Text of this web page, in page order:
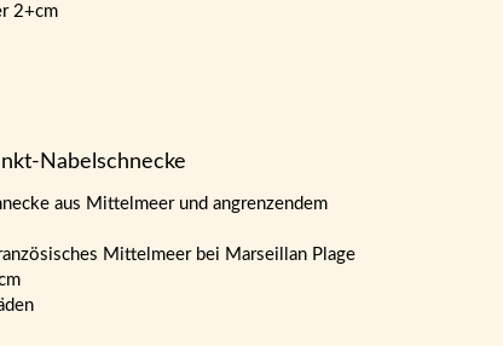
2+cm
Nabelschnecke
aus Mittelmeer und angrenzendem
Mittelmeer bei Marseillan Plage